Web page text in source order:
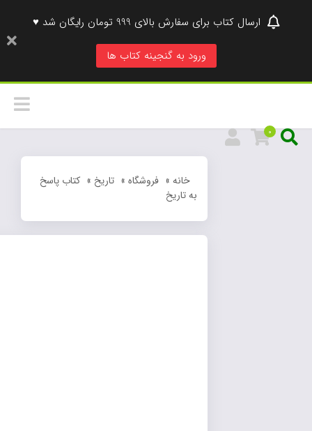
ارسال کتاب برای سفارش بالای 999 تومان رایگان شد ♥
ورود به گنجینه کتاب ها
فروشگاه » تاریخ » کتاب پاسخ